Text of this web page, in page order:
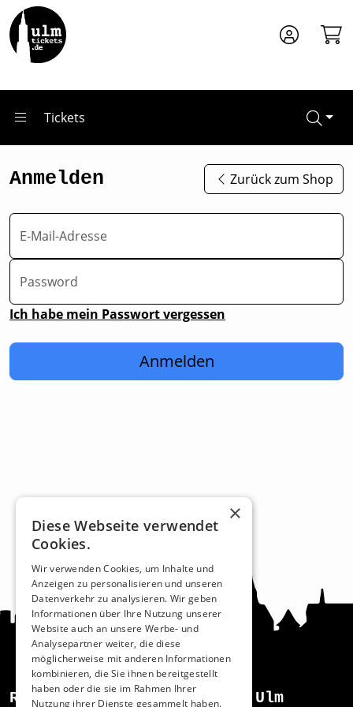
Zum Hauptinhalt springen
Tickets
Anmelden Zurück zum Shop
E-Mail-Adresse
Password
Ich habe mein Passwort vergessen
Anmelden
Recht und Ordnung Ulm
×
Diese Webseite verwendet
Cookies.
Wir verwenden Cookies, um Inhalte und
Anzeigen zu personalisieren und unseren
Datenverkehr zu analysieren. Wir geben
Informationen über Ihre Nutzung unserer
Website auch an unsere Werbe- und
Analysepartner weiter, die diese
möglicherweise mit anderen Informationen
kombinieren, die Sie ihnen bereitgestellt
haben oder die sie im Rahmen Ihrer
Nutzung ihrer Dienste gesammelt haben.